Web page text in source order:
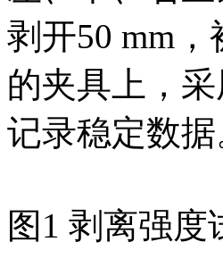
剥开50 mm
的夹具上，
记录稳定数据
图1 剥离强